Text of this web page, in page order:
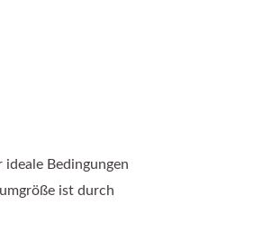
Bedingungen
ist durch